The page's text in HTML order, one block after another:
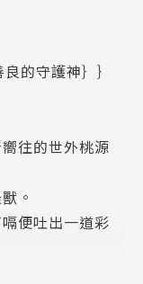
的守護神｝｝
往的世外桃源
。
便吐出一道彩